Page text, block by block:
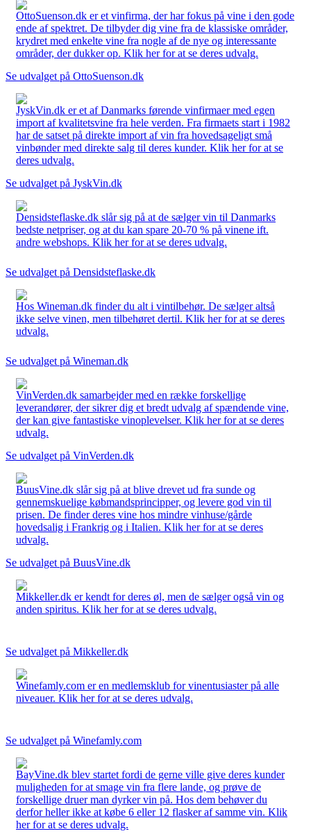
OttoSuenson.dk er et vinfirma, der har fokus på vine i den gode
ende af spektret. De tilbyder dig vine fra de klassiske områder,
krydret med enkelte vine fra nogle af de nye og interessante
områder, der dukker op. Klik her for at se deres udvalg.
Se udvalget på OttoSuenson.dk
JyskVin.dk er et af Danmarks førende vinfirmaer med egen
import af kvalitetsvine fra hele verden. Fra firmaets start i 1982
har de satset på direkte import af vin fra hovedsageligt små
vinbønder med direkte salg til deres kunder. Klik her for at se
deres udvalg.
Se udvalget på JyskVin.dk
Densidsteflaske.dk slår sig på at de sælger vin til Danmarks
bedste netpriser, og at du kan spare 20-70 % på vinene ift.
andre webshops. Klik her for at se deres udvalg.
Se udvalget på Densidsteflaske.dk
Hos Wineman.dk finder du alt i vintilbehør. De sælger altså
ikke selve vinen, men tilbehøret dertil. Klik her for at se deres
udvalg.
Se udvalget på Wineman.dk
VinVerden.dk samarbejder med en række forskellige
leverandører, der sikrer dig et bredt udvalg af spændende vine,
der kan give fantastiske vinoplevelser. Klik her for at se deres
udvalg.
Se udvalget på VinVerden.dk
BuusVine.dk slår sig på at blive drevet ud fra sunde og
gennemskuelige købmandsprincipper, og levere god vin til
prisen. De finder deres vine hos mindre vinhuse/gårde
hovedsalig i Frankrig og i Italien. Klik her for at se deres
udvalg.
Se udvalget på BuusVine.dk
Mikkeller.dk er kendt for deres øl, men de sælger også vin og
anden spiritus. Klik her for at se deres udvalg.
Se udvalget på Mikkeller.dk
Winefamly.com er en medlemsklub for vinentusiaster på alle
niveauer. Klik her for at se deres udvalg.
Se udvalget på Winefamly.com
BayVine.dk blev startet fordi de gerne ville give deres kunder
muligheden for at smage vin fra flere lande, og prøve de
forskellige druer man dyrker vin på. Hos dem behøver du
derfor heller ikke at købe 6 eller 12 flasker af samme vin. Klik
her for at se deres udvalg.